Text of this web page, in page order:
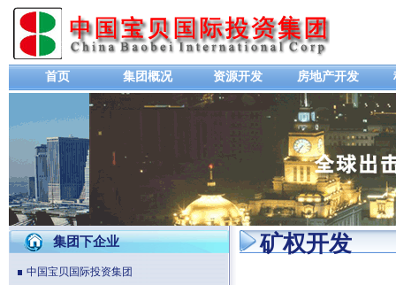
首页 集团概况 资源开发 房地产开发
集团下企业
中国宝贝国际投资集团
矿权开发